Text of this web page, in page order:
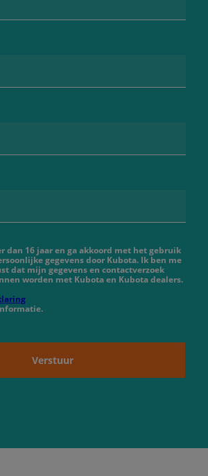
dan 16 jaar en ga akkoord met het gebruik
gegevens door Kubota. Ik ben me
dat mijn gegevens en contactverzoek
worden met Kubota en Kubota dealers.
Verstuur